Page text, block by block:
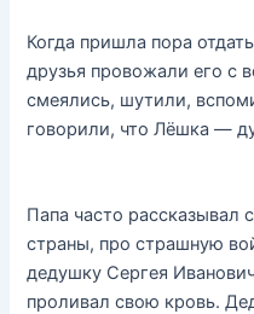
Когда пришла пора
друзья провожали его с
смеялись, шутили,
говорили, что Лёшка —
Папа часто
страны, про страшную
дедушку Сергея
проливал свою кровь.